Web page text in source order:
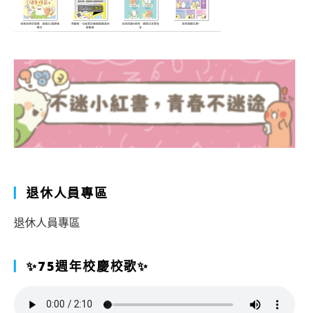
退休人員專區
退休人員專區
✨75週年校慶校歌✨